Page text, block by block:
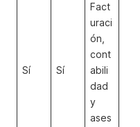
Sí Sí
Fact
uraci
ón,
cont
abili
dad
y
ases